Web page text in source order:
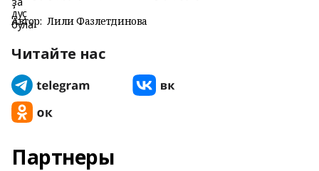
Автор: Лилиә Фазлетдинова
Читайте нас
Партнеры